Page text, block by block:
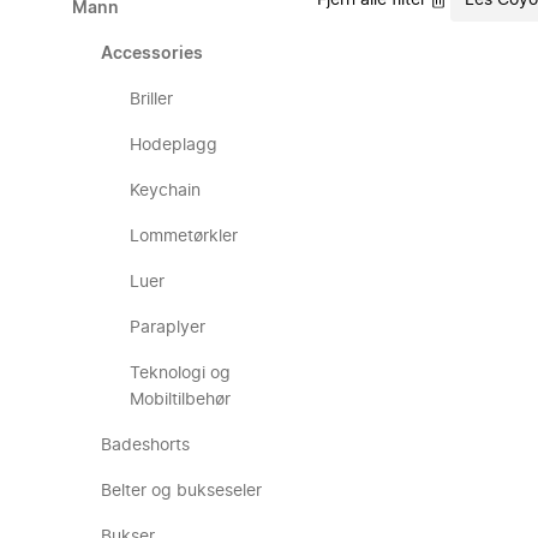
Mann
Accessories
Briller
Hodeplagg
Keychain
Lommetørkler
Luer
Paraplyer
Teknologi og
Mobiltilbehør
Badeshorts
Belter og bukseseler